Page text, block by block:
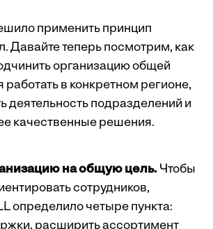
применить принцип
Давайте теперь посмотрим, как
организацию общей
работать в конкретном регионе,
деятельность подразделений и
качественные решения.
на общую цель. Чтобы
сотрудников,
определило четыре пунк­та:
расширить ассортимент